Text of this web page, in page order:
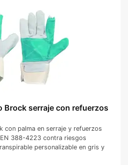
Brock serraje con refuerzos
con palma en serraje y refuerzos
388-4223 contra riesgos
personalizable en gris y